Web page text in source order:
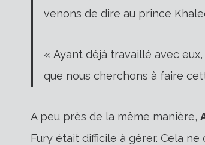
venons de dire au prince
« Ayant déjà travaillé avec
que nous cherchons à faire
A peu près de la même manière,
Fury était difficile à gérer. Cela